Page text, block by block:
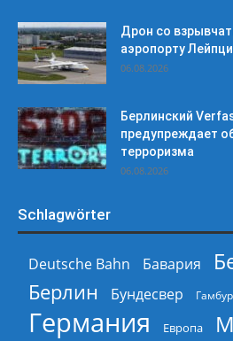
Дрон со
аэропорту
06.08.2026
Берлинский
предупреждает
терроризма
06.08.2026
Schlagwörter
Deutsche Bahn Бавария
Берлин
Бундесвер
Германия Европа